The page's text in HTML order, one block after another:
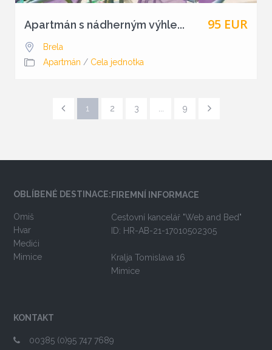
95 EUR
Apartmán s nádherným výhle...
Brela
Apartmán / Cela jednotka
1 2 3 ... 9
OBLÍBENÉ DESTINACE:
Omiš
Hvar
Medići
Mimice
FIREMNÍ INFORMACE
Cestovní kancelář "Web and Bed"
ID: HR-AB-21-17010502305
Kralja Tomislava 16
Mimice
KONTAKT
00385 (0)95 747 7689